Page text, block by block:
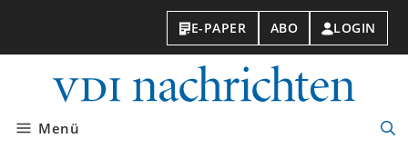
E-PAPER ABO LOGIN
Menü